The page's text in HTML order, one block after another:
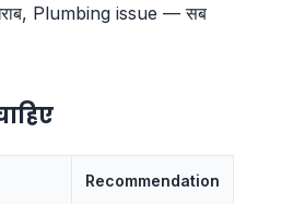
Plumbing issue — सब
Recommendation